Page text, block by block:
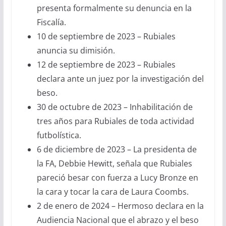
presenta formalmente su denuncia en la
Fiscalía.
10 de septiembre de 2023 – Rubiales
anuncia su dimisión.
12 de septiembre de 2023 – Rubiales
declara ante un juez por la investigación del
beso.
30 de octubre de 2023 – Inhabilitación de
tres años para Rubiales de toda actividad
futbolística.
6 de diciembre de 2023 – La presidenta de
la FA, Debbie Hewitt, señala que Rubiales
pareció besar con fuerza a Lucy Bronze en
la cara y tocar la cara de Laura Coombs.
2 de enero de 2024 – Hermoso declara en la
Audiencia Nacional que el abrazo y el beso